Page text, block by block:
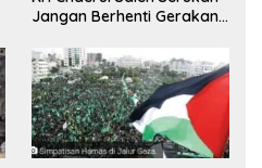
Jangan Berhenti Gerakan